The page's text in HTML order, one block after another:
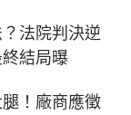
法院判決逆
結局曝
！廠商應徵